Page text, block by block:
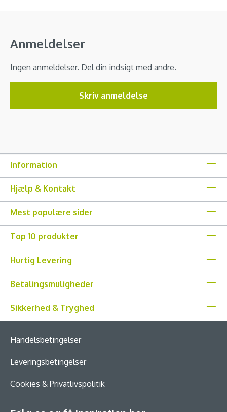
Anmeldelser
Ingen anmeldelser. Del din indsigt med andre.
Skriv anmeldelse
Information
Hjælp & Kontakt
Mest populære sider
Top 10 produkter
Hurtig Levering
Betalingsmuligheder
Sikkerhed & Tryghed
Handelsbetingelser
Leveringsbetingelser
Cookies & Privatlivspolitik